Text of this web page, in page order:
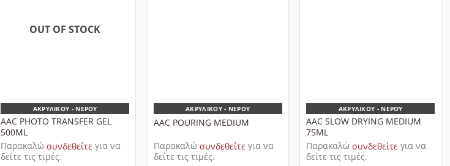
OUT OF STOCK
ΑΚΡΥΛΙΚΟΎ - ΝΕΡΟΎ
AAC PHOTO TRANSFER GEL
500ML
Παρακαλώσυνδεθείτε για να
δείτε τις τιμές.
ΑΚΡΥΛΙΚΟΎ - ΝΕΡΟΎ
AAC POURING MEDIUM
Παρακαλώ συνδεθείτε για να
δείτε τις τιμές.
ΑΚΡΥΛΙΚΟΎ - ΝΕΡΟΎ
AAC SLOW DRYING MEDIUM
75ML
Παρακαλώσυνδεθείτε για να
δείτε τις τιμές.